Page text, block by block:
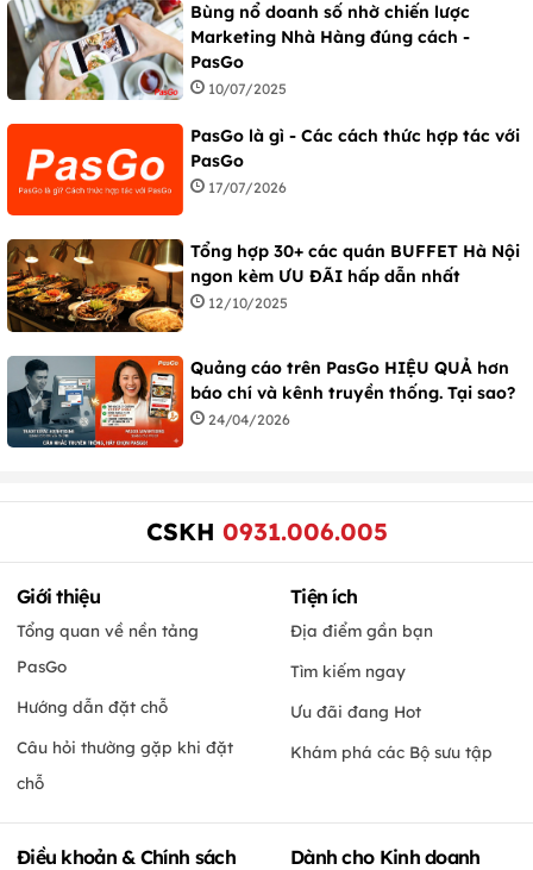
Bùng nổ doanh số nhờ chiến lược
Marketing Nhà Hàng đúng cách -
PasGo
10/07/2025
PasGo là gì - Các cách thức hợp tác với
PasGo
17/07/2026
Tổng hợp 30+ các quán BUFFET Hà Nội
ngon kèm ƯU ĐÃI hấp dẫn nhất
12/10/2025
Quảng cáo trên PasGo HIỆU QUẢ hơn
báo chí và kênh truyền thống. Tại sao?
24/04/2026
CSKH 0931.006.005
Giới thiệu
Tổng quan về nền tảng
PasGo
Hướng dẫn đặt chỗ
Câu hỏi thường gặp khi đặt
chỗ
Tiện ích
Địa điểm gần bạn
Tìm kiếm ngay
Ưu đãi đang Hot
Khám phá các Bộ sưu tập
Điều khoản & Chính sách Dành cho Kinh doanh